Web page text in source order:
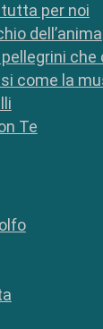
per noi
dell’anima
che
come la
Te